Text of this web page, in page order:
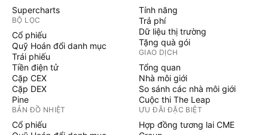
Supercharts
BỘ LỌC
Cổ phiếu
Quỹ Hoán đổi danh mục
Trái phiếu
Tiền điện tử
Cặp CEX
Cặp DEX
Pine
BẢN ĐỒ NHIỆT
Cổ phiếu
Tính năng
Trả phí
Dữ liệu thị trường
Tặng quà gói
GIAO DỊCH
Tổng quan
Nhà môi giới
So sánh các nhà môi giới
Cuộc thi The Leap
ƯU ĐÃI ĐẶC BIỆT
Hợp đồng tương lai CME